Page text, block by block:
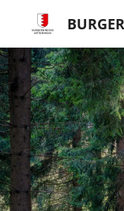
Hauptinhalt
springen